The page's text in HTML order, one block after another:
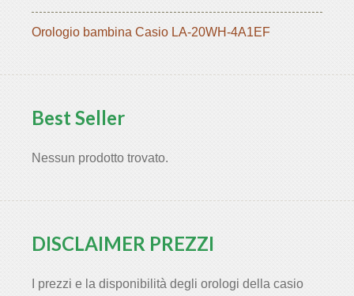
Orologio bambina Casio LA-20WH-4A1EF
Best Seller
Nessun prodotto trovato.
DISCLAIMER PREZZI
I prezzi e la disponibilità degli orologi della casio